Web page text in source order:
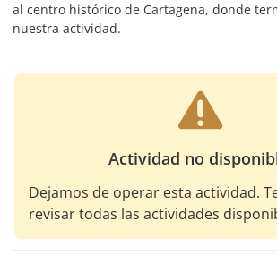
al centro histórico de Cartagena, donde
nuestra actividad.
Actividad no
Dejamos de operar esta actividad.
revisar todas las actividades